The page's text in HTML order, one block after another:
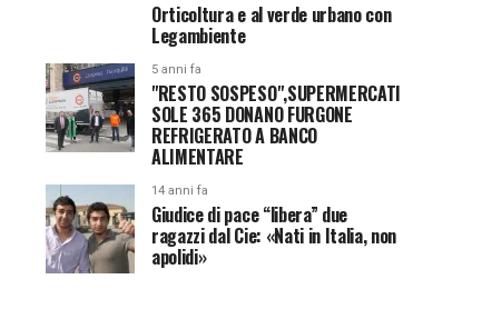
Orticoltura e al verde urbano con
Legambiente
5 anni fa
"RESTO SOSPESO",SUPERMERCATI
SOLE 365 DONANO FURGONE
REFRIGERATO A BANCO
ALIMENTARE
14 anni fa
Giudice di pace “libera” due
ragazzi dal Cie: «Nati in Italia, non
apolidi»